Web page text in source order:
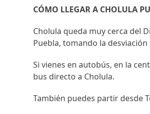
CÓMO LLEGAR A CHOLULA
Cholula queda muy cerca del
Puebla, tomando la
Si vienes en autobús, en la
bus directo a Cholula.
También puedes partir desde